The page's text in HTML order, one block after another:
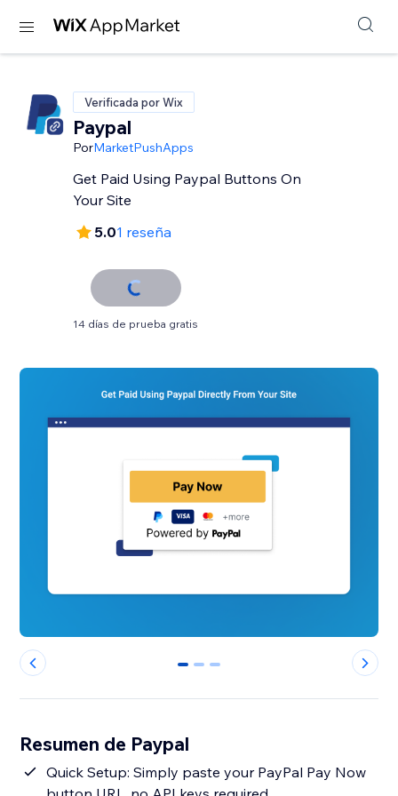
Verificada por Wix
Paypal
PorMarketPushApps
Get Paid Using Paypal Buttons On
Your Site
5.01 reseña
14 días de prueba gratis
0 1 2
Resumen de Paypal
Quick Setup: Simply paste your PayPal Pay Now